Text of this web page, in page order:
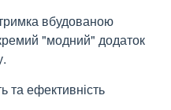
вбудованою
"модний" додаток
та ефективність